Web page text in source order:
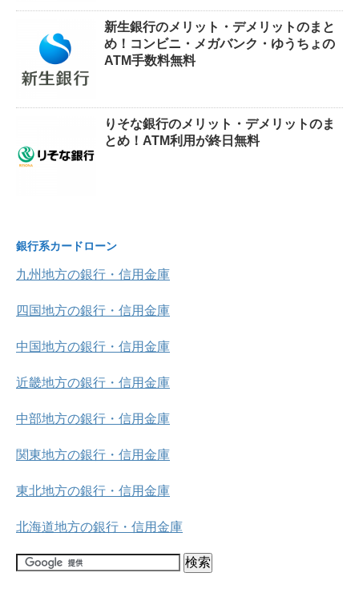
新生銀行のメリット・デメリットのまと
め！コンビニ・メガバンク・ゆうちょの
ATM手数料無料
りそな銀行のメリット・デメリットのま
とめ！ATM利用が終日無料
銀行系カードローン
九州地方の銀行・信用金庫
四国地方の銀行・信用金庫
中国地方の銀行・信用金庫
近畿地方の銀行・信用金庫
中部地方の銀行・信用金庫
関東地方の銀行・信用金庫
東北地方の銀行・信用金庫
北海道地方の銀行・信用金庫